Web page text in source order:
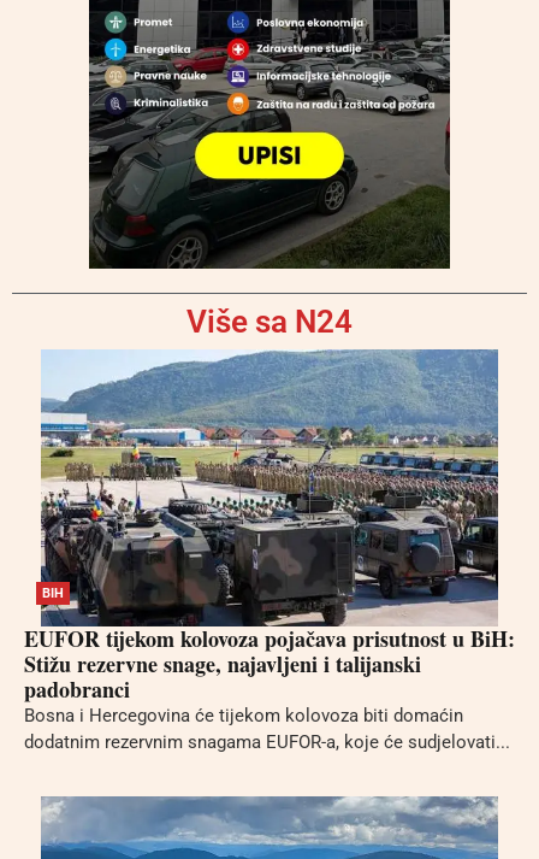
Više sa N24
BIH
EUFOR tijekom kolovoza pojačava prisutnost u BiH:
Stižu rezervne snage, najavljeni i talijanski
padobranci
Bosna i Hercegovina će tijekom kolovoza biti domaćin
dodatnim rezervnim snagama EUFOR-a, koje će sudjelovati...